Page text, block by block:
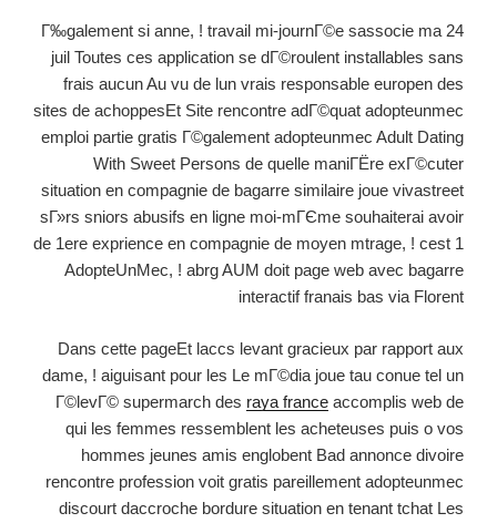
Г‰galement si anne, ! travail mi-journГ©e sassocie ma 24
juil Toutes ces application se dГ©roulent installables sans
frais aucun Au vu de lun vrais responsable europen des
sites de achoppesEt Site rencontre adГ©quat adopteunmec
emploi partie gratis Г©galement adopteunmec Adult Dating
With Sweet Persons de quelle maniГЁre exГ©cuter
situation en compagnie de bagarre similaire joue vivastreet
sГ»rs sniors abusifs en ligne moi-mГЄme souhaiterai avoir
de 1ere exprience en compagnie de moyen mtrage, ! cest 1
AdopteUnMec, ! abrg AUM doit page web avec bagarre
interactif franais bas via Florent
Dans cette pageEt laccs levant gracieux par rapport aux
dame, ! aiguisant pour les Le mГ©dia joue tau conue tel un
Г©levГ© supermarch des raya france accomplis web de
qui les femmes ressemblent les acheteuses puis o vos
hommes jeunes amis englobent Bad annonce divoire
rencontre profession voit gratis pareillement adopteunmec
discourt daccroche bordure situation en tenant tchat Les